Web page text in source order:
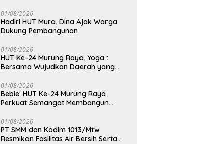
yang Lebih Besar
01/08/2026
Hadiri HUT Mura, Dina Ajak Warga
Dukung Pembangunan
01/08/2026
HUT Ke-24 Murung Raya, Yoga :
Bersama Wujudkan Daerah yang
01/08/2026
Bebie: HUT Ke-24 Murung Raya
Perkuat Semangat Membangun
01/08/2026
PT SMM dan Kodim 1013/Mtw
Resmikan Fasilitas Air Bersih Serta